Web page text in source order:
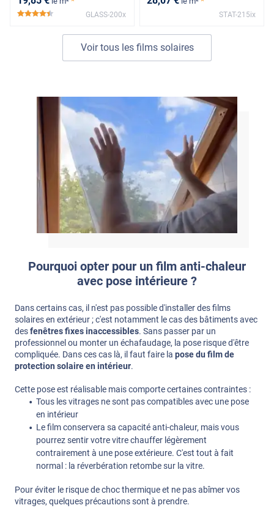
*****
GLASS-200x STAT-215ix
Voir tous les films solaires
Pourquoi opter pour un film anti-chaleur
avec pose intérieure ?
Dans certains cas, il n'est pas possible d'installer des films
solaires en extérieur ; c'est notamment le cas des bâtiments avec
desfenêtres fixes inaccessibles. Sans passer par un
professionnel ou monter un échafaudage, la pose risque d'être
compliquée. Dans ces cas là, il faut faire la pose du film de
protection solaire en intérieur.
Cette pose est réalisable mais comporte certaines contraintes :
Tous les vitrages ne sont pas compatibles avec une pose
en intérieur
Le film conservera sa capacité anti-chaleur, mais vous
pourrez sentir votre vitre chauffer légèrement
contrairement à une pose extérieure. C'est tout à fait
normal : la réverbération retombe sur la vitre.
Pour éviter le risque de choc thermique et ne pas abîmer vos
vitrages, quelques précautions sont à prendre.